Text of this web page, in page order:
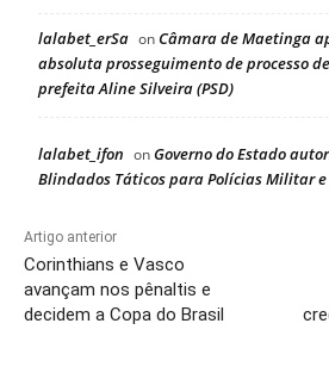
lalabet_erSa onCâmara de Maetinga
absoluta prosseguimento de processo
prefeita Aline Silveira (PSD)
lalabet_ifon onGoverno do Estado
Blindados Táticos para Polícias Militar
Artigo anterior
Corinthians e Vasco
avançam nos pênaltis e
decidem a Copa do Brasil